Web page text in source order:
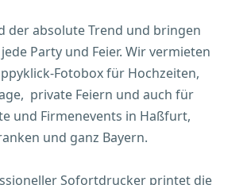
der absolute Trend und bringen
Party und Feier. Wir vermieten
Fotobox für Hochzeiten,
private Feiern und auch für
und Firmenevents in Haßfurt,
und ganz Bayern.
Sofortdrucker printet die